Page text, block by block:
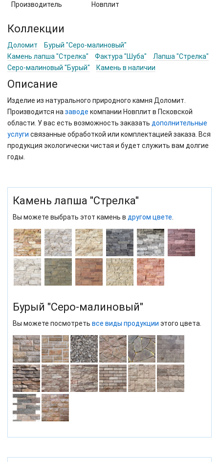
Производитель Новплит
Коллекции
Доломит
Бурый "Серо-малиновый"
Камень лапша "Стрелка"
Фактура "Шуба"
Лапша "Стрелка"
Серо-малиновый "Бурый"
Камень в наличии
Описание
Изделие из натурального природного камня Доломит.
Производится на заводе компании Новплит в Псковской
области. У вас есть возможность заказать дополнительные
услуги связанные обработкой или комплектацией заказа. Вся
продукция экологически чистая и будет служить вам долгие
годы.
Камень лапша "Стрелка"
Вы можете выбрать этот камень в другом цвете
Бурый "Серо-малиновый"
Вы можете посмотреть все виды продукции этого цвета.